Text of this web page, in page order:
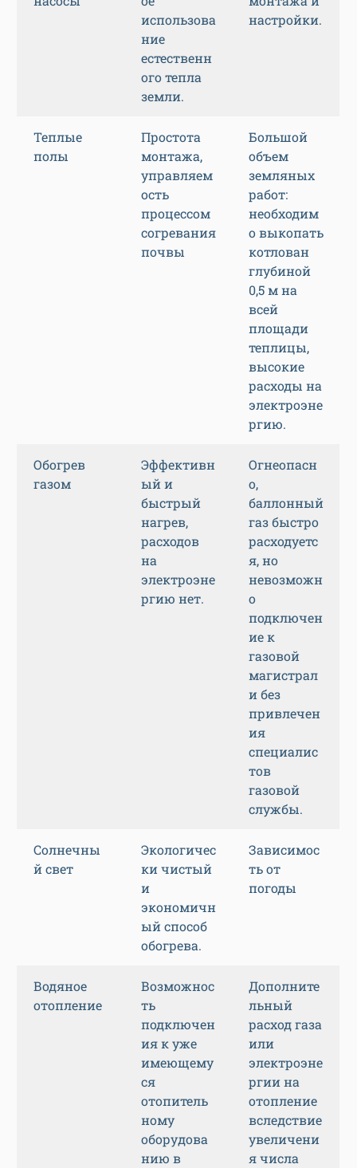
использова
ние
естественн
ого тепла
земли.
настройки.
Теплые
полы
Простота
монтажа,
управляем
ость
процессом
согревания
почвы
Большой
объем
земляных
работ:
необходим
о выкопать
котлован
глубиной
0,5 м на
всей
площади
теплицы,
высокие
расходы на
электроэне
ргию.
Обогрев
газом
Эффективн
ый и
быстрый
нагрев,
расходов
на
электроэне
ргию нет.
Огнеопасн
о,
баллонный
газ быстро
расходуетс
я, но
невозможн
о
подключен
ие к
газовой
магистрал
и без
привлечен
ия
специалис
тов
газовой
службы.
Солнечны
й свет
Экологичес
ки чистый
и
экономичн
ый способ
обогрева.
Зависимос
ть от
погоды
Водяное
отопление
Возможнос
ть
подключен
ия к уже
имеющему
ся
отопитель
ному
оборудова
нию в
Дополните
льный
расход газа
или
электроэне
ргии на
отопление
вследствие
увеличени
я числа